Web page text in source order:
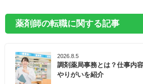
薬剤師の転職に関する記事
2026.8.5
調剤薬局事務とは？仕事内
やりがいを紹介